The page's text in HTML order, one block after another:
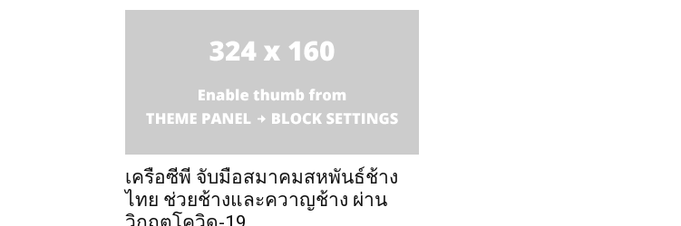
เครือซีพี จับมือสมาคมสหพันธ์ช้าง
ไทย ช่วยช้างและควาญช้าง ผ่าน